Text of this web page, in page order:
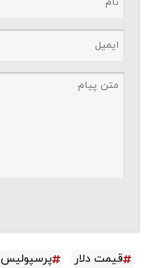
قیمت دلار پرسپولیس